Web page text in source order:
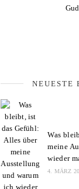
NEUESTE
Was
meine
wieder
4. MÄRZ